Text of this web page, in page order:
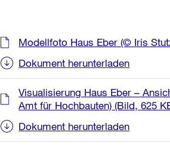
Weitere
Informationen
Modellfoto Haus Eber (© Iris
Dokument herunterladen
Visualisierung Haus Eber –
Amt für Hochbauten) (Bild, 625
Dokument herunterladen